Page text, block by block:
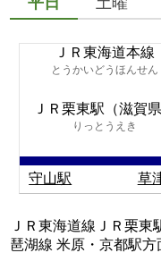
ＪＲ東海道本線
とうかいどうほんせん
ＪＲ栗東駅（滋賀県
りっとうえき
守山駅 草
ＪＲ東海道線ＪＲ栗
琶湖線 米原・京都駅方